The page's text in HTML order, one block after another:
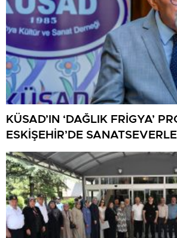
KÜSAD’IN ‘DAĞLIK FRİGYA’
ESKİŞEHİR’DE
BULUŞUYOR